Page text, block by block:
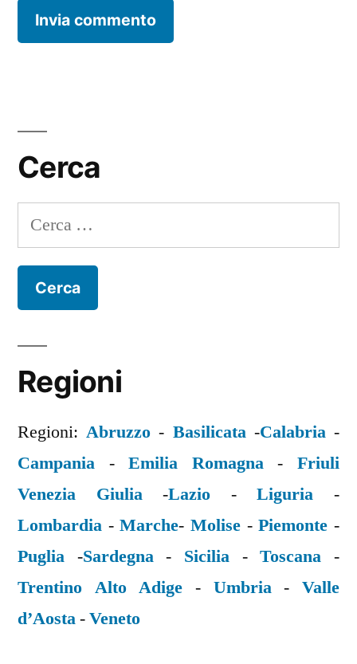
Cerca
Ricerca
per:
Regioni
Regioni:Abruzzo - Basilicata-Calabria-
Campania -Emilia Romagna-Friuli
Venezia Giulia-Lazio -Liguria -
Lombardia -Marche-Molise -Piemonte -
Puglia -Sardegna- Sicilia -Toscana -
Trentino Alto Adige - Umbria-Valle
d’Aosta-Veneto